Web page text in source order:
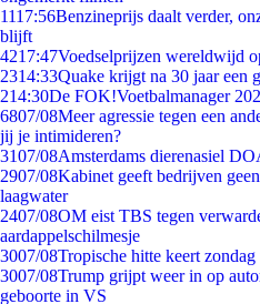
1117:56Benzineprijs daalt verder,
blijft
4217:47Voedselprijzen wereldwijd
2314:33Quake krijgt na 30 jaar een
214:30De FOK!Voetbalmanager
6807/08Meer agressie tegen een
jij je intimideren?
3107/08Amsterdams dierenasiel
2907/08Kabinet geeft bedrijven
laagwater
2407/08OM eist TBS tegen
aardappelschilmesje
3007/08Tropische hitte keert
3007/08Trump grijpt weer in op
geboorte in VS